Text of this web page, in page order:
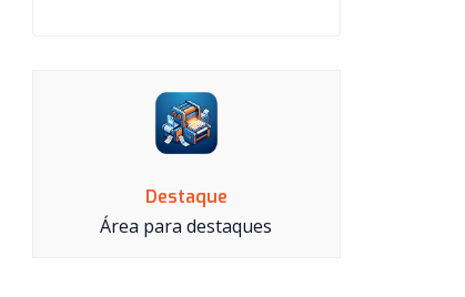
Destaque
Área para destaques